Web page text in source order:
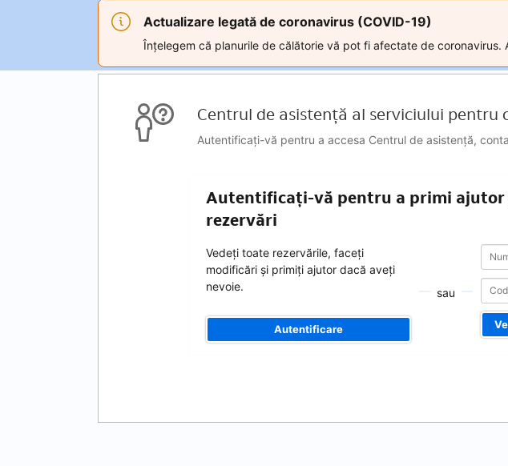
Actualizare legată de coronavirus (COVID-19)
Înțelegem că planurile de călătorie vă pot fi afectate de
Centrul de asistență al serviciului pentru
Autentificați-vă pentru a accesa Centrul de asistență,
Autentificați-vă pentru a primi
rezervări
Vedeți toate rezervările, faceți
modificări și primiți ajutor dacă aveți
nevoie.
Autentificare
sau
Numărul